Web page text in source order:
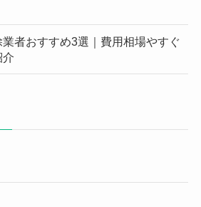
者おすすめ3選｜費用相場やすぐ
介